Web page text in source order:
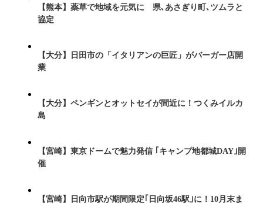
【熊本】薬草で地域を元気に 県､あさぎり町､ツムラと
協定
【大分】日田市の「イタリアンの巨匠」がバーガー店開
業
【大分】ペンギンとオットセイが間近に！つくみイルカ
島
【宮崎】東京ドームで魅力発信 ｢キャンプ地都城DAY｣開
催
【宮崎】日向市駅が期間限定｢日向坂46駅｣に！10月末ま